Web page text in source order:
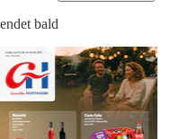
endet bald